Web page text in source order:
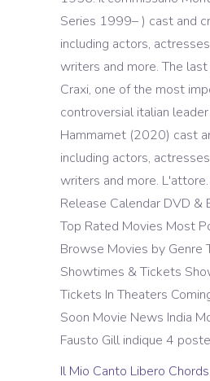
Series 1999– ) cast and
including actors,
writers and more. The
Craxi, one of the most
controversial italian
Hammamet (2020) cast
including actors,
writers and more.
Release Calendar DVD &
Top Rated Movies Most
Browse Movies by Genre
Showtimes & Tickets
Tickets In Theaters
Soon Movie News India
Fausto Gill indique 4
Il Mio Canto Libero Chords